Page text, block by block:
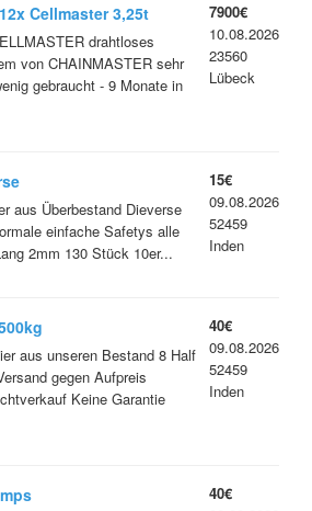
Cellmaster 3,25t
*** neuwertig ***
drahtloses
von CHAINMASTER sehr
gebraucht - 9 Monate in
7900€
10.08.2026
23560
Lübeck
aus Überbestand Dieverse
einfache Safetys alle
2mm 130 Stück 10er...
15€
09.08.2026
52459
Inden
aus unseren Bestand 8 Half
gegen Aufpreis
Keine Garantie
40€
09.08.2026
52459
Inden
40€